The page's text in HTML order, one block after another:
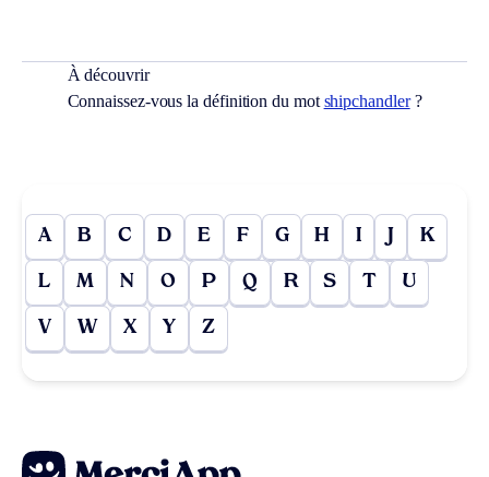
À découvrir
Connaissez-vous la définition du mot shipchandler?
A B C D E F G H I J K
L M N O P Q R S T U
V W X Y Z